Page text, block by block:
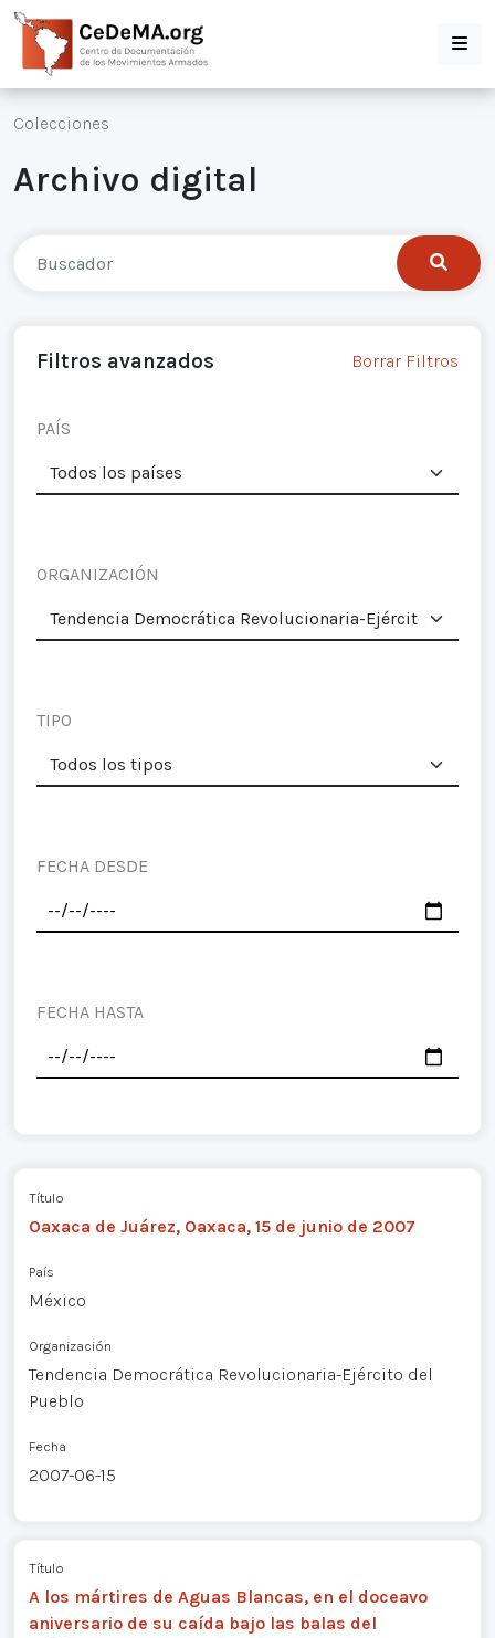
Colecciones
Archivo digital
Filtros avanzados Borrar Filtros
PAÍS
ORGANIZACIÓN
TIPO
FECHA DESDE
FECHA HASTA
Título
Oaxaca de Juárez, Oaxaca, 15 de junio de 2007
País
México
Organización
Tendencia Democrática Revolucionaria-Ejército del
Pueblo
Fecha
2007-06-15
Título
A los mártires de Aguas Blancas, en el doceavo
aniversario de su caída bajo las balas del